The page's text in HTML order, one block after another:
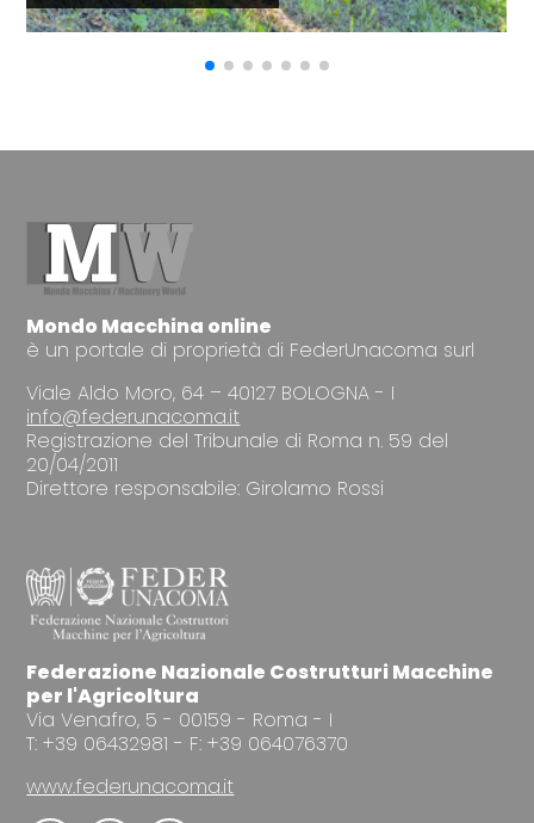
Mondo Macchina online
è un portale di proprietà di FederUnacoma surl
Viale Aldo Moro, 64 – 40127 BOLOGNA - I
info@federunacoma.it
Registrazione del Tribunale di Roma n. 59 del
20/04/2011
Direttore responsabile: Girolamo Rossi
Federazione Nazionale Costrutturi Macchine
per l'Agricoltura
Via Venafro, 5 - 00159 - Roma - I
T: +39 06432981 - F: +39 064076370
www.federunacoma.it